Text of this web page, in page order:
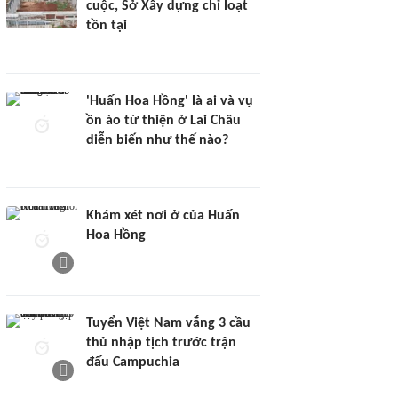
cuộc, Sở Xây dựng chỉ loạt
tồn tại
'Huấn Hoa Hồng' là ai và vụ
ồn ào từ thiện ở Lai Châu
diễn biến như thế nào?
Khám xét nơi ở của Huấn
Hoa Hồng
Tuyển Việt Nam vắng 3 cầu
thủ nhập tịch trước trận
đấu Campuchia